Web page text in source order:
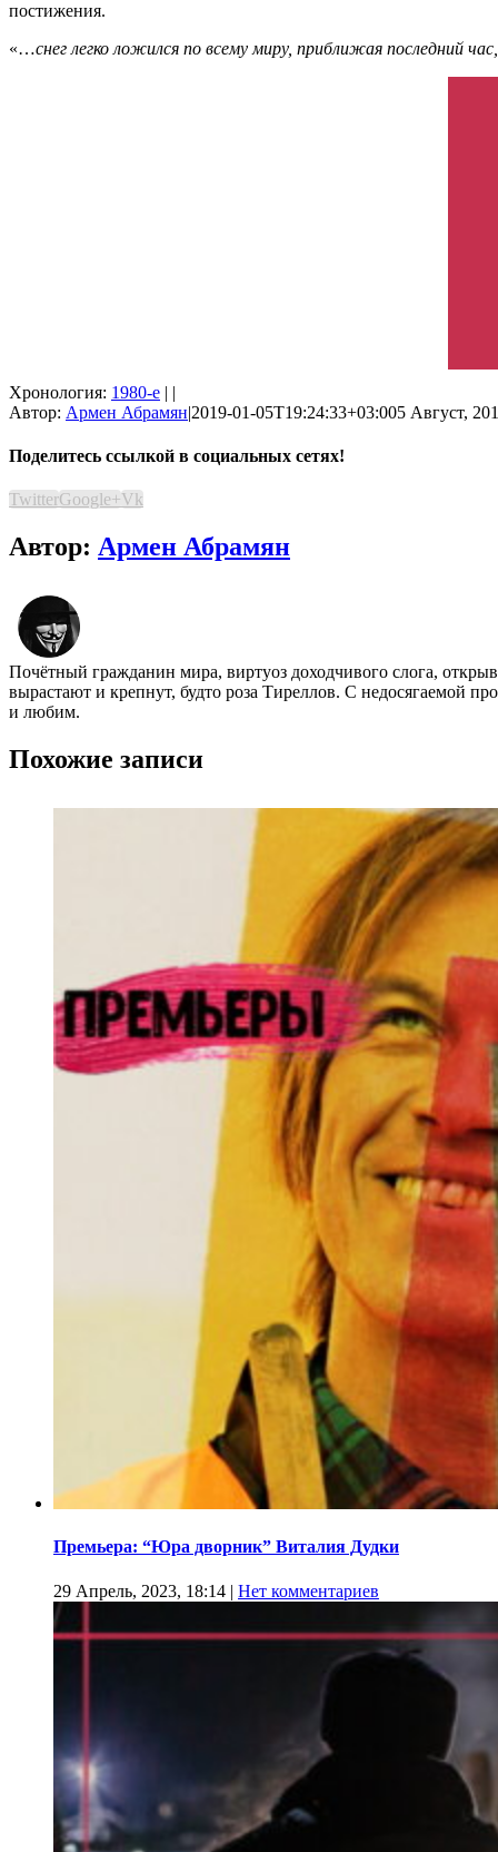
постижения.
«…снег легко ложился по всему миру, приближая последний
Хронология: 1980-е | |
Автор: Армен Абрамян|2019-01-05T19:24:33+03:005 Август,
Поделитесь ссылкой в социальных сетях!
TwitterGoogle+Vk
Автор: Армен Абрамян
Почётный гражданин мира, виртуоз доходчивого слога,
вырастают и крепнут, будто роза Тиреллов. С недосягаемой
и любим.
Похожие записи
Премьера: “Юра дворник” Виталия Дудки
29 Апрель, 2023, 18:14 | Нет комментариев